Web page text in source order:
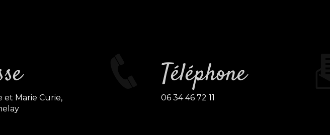
Téléphone
06 34 46 72 11